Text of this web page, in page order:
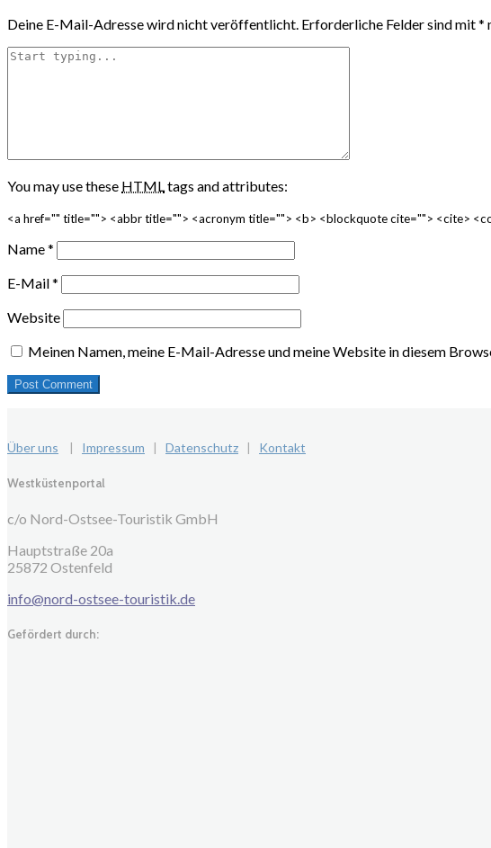
Deine E-Mail-Adresse wird nicht veröffentlicht. Erforderliche Felder sind mit*
You may use these HTMLtags and attributes:
<a href="" title=""> <abbr title=""> <acronym title=""> <b> <blockquote cite=""> <cite>
Name*
E-Mail*
Website
Meinen Namen, meine E-Mail-Adresse und meine Website in diesem
Über uns | Impressum | Datenschutz | Kontakt
Westküstenportal
c/o Nord-Ostsee-Touristik GmbH
Hauptstraße 20a
25872 Ostenfeld
info@nord-ostsee-touristik.de
Gefördert durch: